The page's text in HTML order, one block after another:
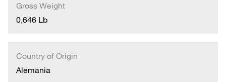
Gross Weight
0,646 Lb
Country of Origin
Alemania